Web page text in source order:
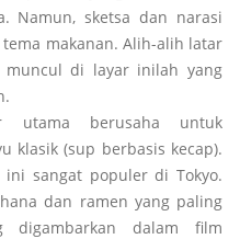
Namun, sketsa dan narasi
makanan. Alih-alih latar
muncul di layar inilah yang
utama berusaha untuk
klasik (sup berbasis kecap).
sangat populer di Tokyo.
dan ramen yang paling
digambarkan dalam film